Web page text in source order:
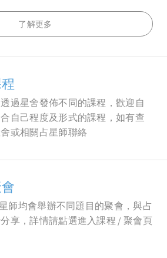
了解更多
過星舍發佈不同的課程，歡迎自
自己程度及形式的課程，如有查
或相關占星師聯絡
師均會舉辦不同題目的聚會，與占
享，詳情請點選進入課程 / 聚會頁